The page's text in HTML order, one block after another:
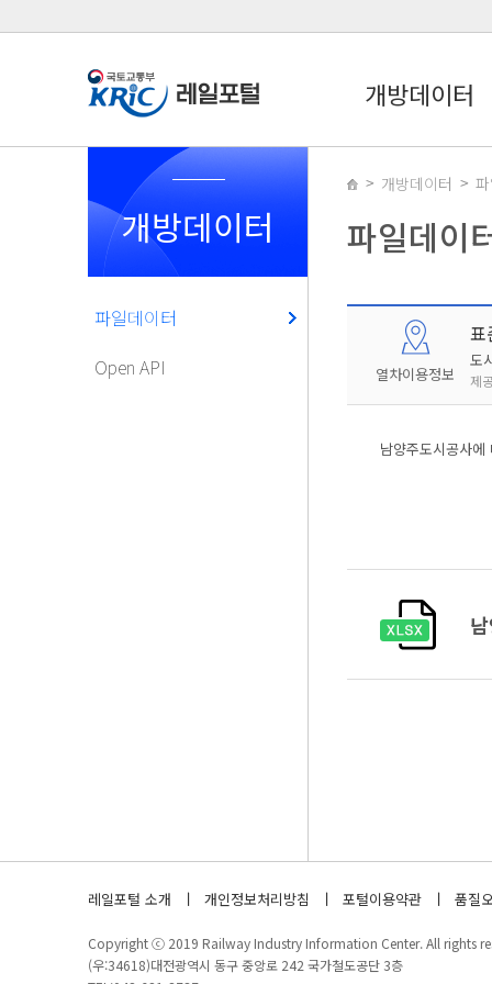
개방데이터
개방데이터
파일데이터
Open API
개방데이터
파일데이
열차이용정보
표
도
제
남양주도시공사
레일포털 소개 개인정보처리방침 포털이용약관 품질
Copyright ⓒ 2019 Railway Industry Information Center. All rights
(우:34618)대전광역시 동구 중앙로 242 국가철도공단 3층